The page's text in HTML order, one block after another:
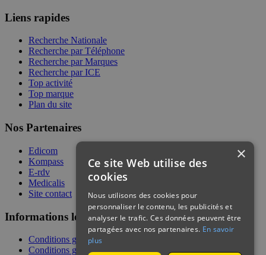
Liens rapides
Recherche Nationale
Recherche par Téléphone
Recherche par Marques
Recherche par ICE
Top activité
Top marque
Plan du site
Nos Partenaires
Edicom
Kompass
E-rdv
Medicalis
Site contact
Informations légales
Conditions générales de services
Conditions générales de vente
×
Ce site Web utilise des
cookies
Nous utilisons des cookies pour
personnaliser le contenu, les publicités et
analyser le trafic. Ces données peuvent être
partagées avec nos partenaires. En savoir
plus